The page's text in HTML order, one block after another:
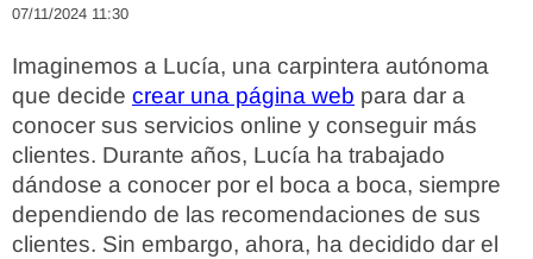
07/11/2024 11:30
Imaginemos a Lucía, una carpintera autónoma
que decide crear una página web para dar a
conocer sus servicios online y conseguir más
clientes. Durante años, Lucía ha trabajado
dándose a conocer por el boca a boca, siempre
dependiendo de las recomendaciones de sus
clientes. Sin embargo, ahora, ha decidido dar el